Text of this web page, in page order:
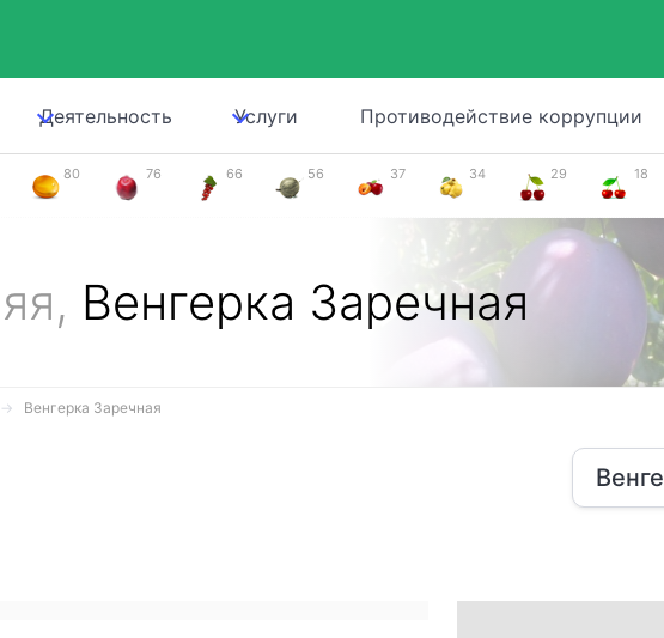
Деятельность Услуги Противодействие коррупции
80 76 66 56 37 34 29 18
Венгерка Заречная
Венгерка Заречная